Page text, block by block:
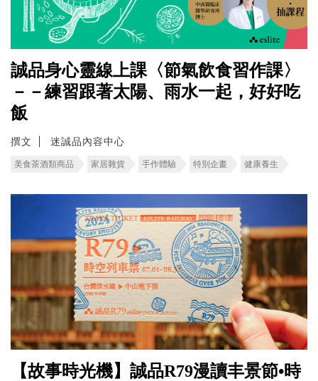
誠品身心靈線上課〈節氣飲食習作課〉
－－練習跟著太陽、雨水一起，好好吃
飯
撰文 迷誠品內容中心
美食茶酒類商品 家居雜貨 手作體驗 特別企畫 健康養生
【故事時光機】誠品R79漫讀丰景節•時